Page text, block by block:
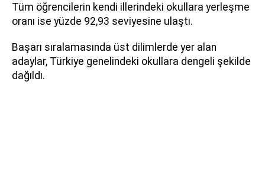
Tüm öğrencilerin kendi illerindeki okullara yerleşme
oranı ise yüzde 92,93 seviyesine ulaştı.
Başarı sıralamasında üst dilimlerde yer alan
adaylar, Türkiye genelindeki okullara dengeli şekilde
dağıldı.